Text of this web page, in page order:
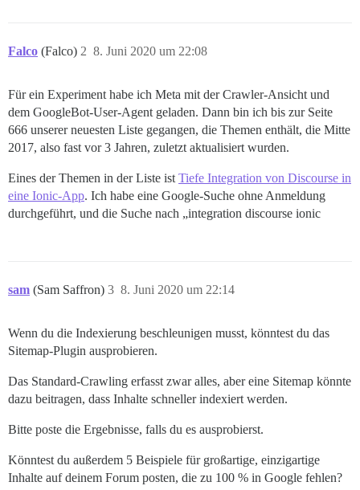
Falco (Falco) 8. Juni 2020 um 22:08
2
Für ein Experiment habe ich Meta mit der Crawler-Ansicht und
dem GoogleBot-User-Agent geladen. Dann bin ich bis zur Seite
666 unserer neuesten Liste gegangen, die Themen enthält, die Mitte
2017, also fast vor 3 Jahren, zuletzt aktualisiert wurden.
Eines der Themen in der Liste ist Tiefe Integration von Discourse in
eine Ionic-App. Ich habe eine Google-Suche ohne Anmeldung
durchgeführt, und die Suche nach „integration discourse ionic
sam (Sam Saffron) 8. Juni 2020 um 22:14
3
Wenn du die Indexierung beschleunigen musst, könntest du das
Sitemap-Plugin ausprobieren.
Das Standard-Crawling erfasst zwar alles, aber eine Sitemap könnte
dazu beitragen, dass Inhalte schneller indexiert werden.
Bitte poste die Ergebnisse, falls du es ausprobierst.
Könntest du außerdem 5 Beispiele für großartige, einzigartige
Inhalte auf deinem Forum posten, die zu 100 % in Google fehlen?